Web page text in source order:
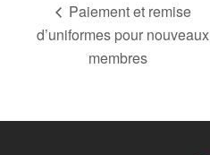
Paiement et remise
d’uniformes pour nouveaux
membres